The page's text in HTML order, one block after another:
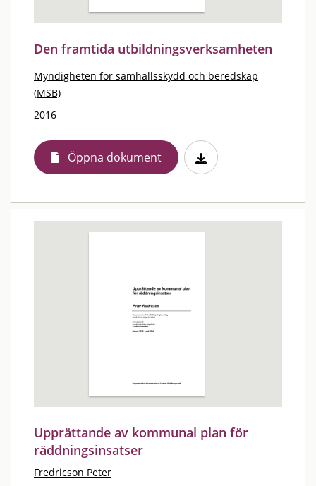
Den framtida utbildningsverksamheten
Myndigheten för samhällsskydd och beredskap
(MSB)
2016
Öppna dokument
Upprättande av kommunal plan för
räddningsinsatser
Fredricson Peter